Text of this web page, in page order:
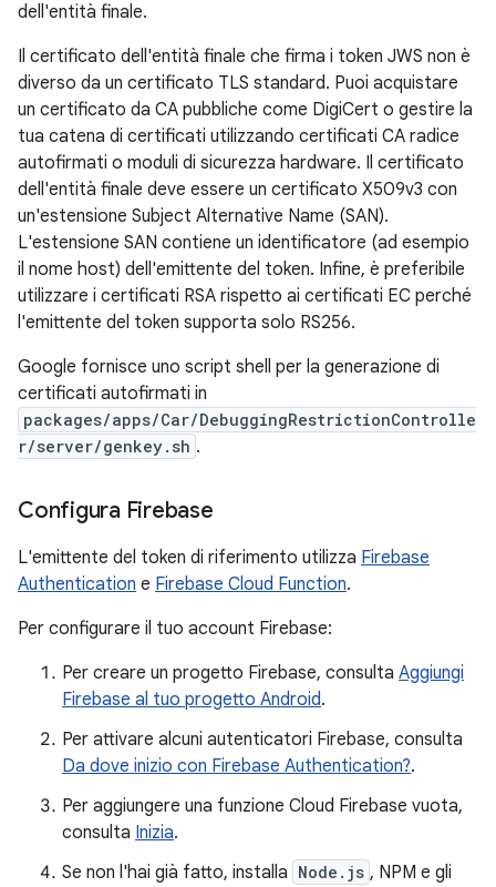
dell'entità finale.
Il certificato dell'entità finale che firma i token JWS non è
diverso da un certificato TLS standard. Puoi acquistare
un certificato da CA pubbliche come DigiCert o gestire la
tua catena di certificati utilizzando certificati CA radice
autofirmati o moduli di sicurezza hardware. Il certificato
dell'entità finale deve essere un certificato X509v3 con
un'estensione Subject Alternative Name (SAN).
L'estensione SAN contiene un identificatore (ad esempio
il nome host) dell'emittente del token. Infine, è preferibile
utilizzare i certificati RSA rispetto ai certificati EC perché
l'emittente del token supporta solo RS256.
Google fornisce uno script shell per la generazione di
certificati autofirmati in
packages/apps/Car/DebuggingRestrictionControlle
r/server/genkey.sh .
Configura Firebase
L'emittente del token di riferimento utilizza Firebase
Authentication e Firebase Cloud Function.
Per configurare il tuo account Firebase:
Per creare un progetto Firebase, consulta Aggiungi
Firebase al tuo progetto Android.
Per attivare alcuni autenticatori Firebase, consulta
Da dove inizio con Firebase Authentication?.
Per aggiungere una funzione Cloud Firebase vuota,
consulta Inizia.
Se non l'hai già fatto, installa Node.js , NPM e gli